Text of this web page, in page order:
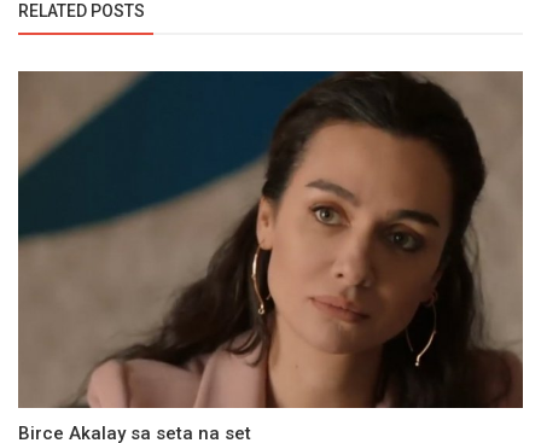
RELATED POSTS
Birce Akalay sa seta na set